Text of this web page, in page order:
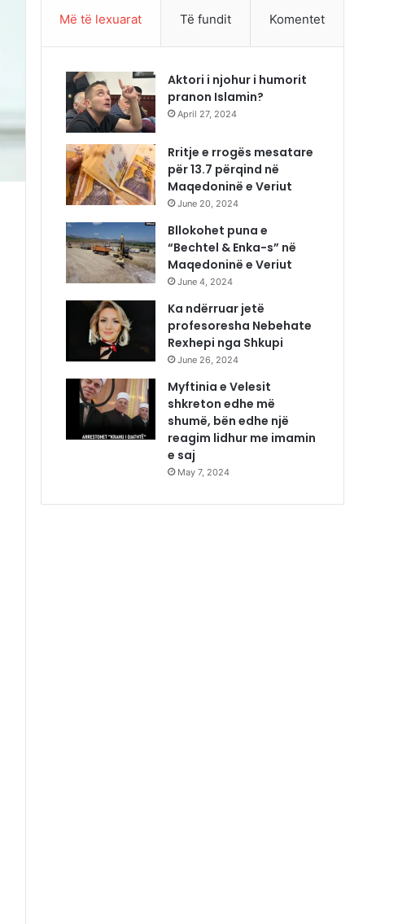
Më të lexuarat Të fundit Komentet
Aktori i njohur i humorit
pranon Islamin?
April 27, 2024
Rritje e rrogës mesatare
për 13.7 përqind në
Maqedoninë e Veriut
June 20, 2024
Bllokohet puna e
“Bechtel & Enka-s” në
Maqedoninë e Veriut
June 4, 2024
Ka ndërruar jetë
profesoresha Nebehate
Rexhepi nga Shkupi
June 26, 2024
Myftinia e Velesit
shkreton edhe më
shumë, bën edhe një
reagim lidhur me imamin
e saj
May 7, 2024